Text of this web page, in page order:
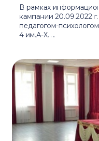
В рамках
кампании 20.09.2022
педагогом-
4 им.А-Х. ...